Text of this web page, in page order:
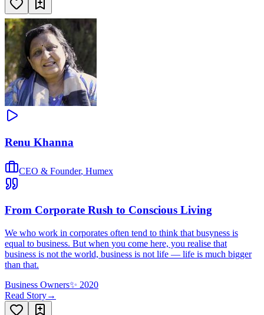
Renu Khanna
CEO & Founder, Humex
From Corporate Rush to Conscious Living
We who work in corporates often tend to think that busyness is
equal to business. But when you come here, you realise that
business is not the world, business is not life — life is much bigger
than that.
Business Owners✨ 2020
Read Story→